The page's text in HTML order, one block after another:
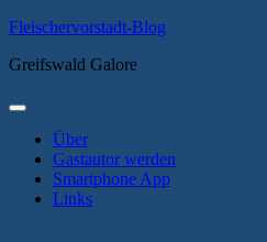
Zum
springen
Fleischervorstadt-Blog
Greifswald Galore
Primäres
Über
Gastautor werden
Smartphone App
Links